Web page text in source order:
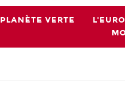
PLANÈTE VERTE